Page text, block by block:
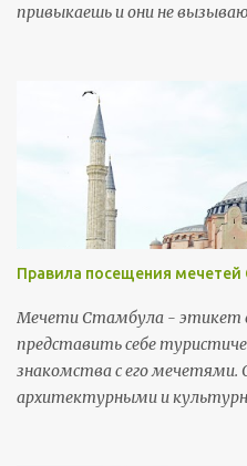
привыкаешь и они не
примеры, которые можно
жизни. Так как пост скорее
образовательный, слова
правильными, а не теми
русскоговорящие ставят
так смешны). Первым в
скобках - написание слова
потом, соответственно,
тараканы бубумаре
(viljušка) - вилка возила
дойка (dojka) - грудь Деда
Правила посещения мечетей
Мечети Стамбула - этикет
представить себе
знакомства с его
архитектурными и